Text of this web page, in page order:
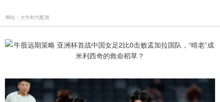
网站：大牛时代配资